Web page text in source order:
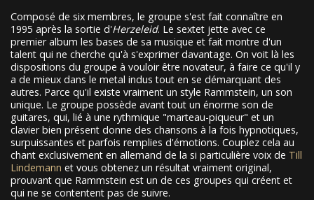
Composé de six membres, le groupe s'est fait connaître en
1995 après la sortie d'Herzeleid. Le sextet jette avec ce
premier album les bases de sa musique et fait montre d'un
talent qui ne cherche qu'à s'exprimer davantage. On voit là les
dispositions du groupe à vouloir être novateur, à faire ce qu'il y
a de mieux dans le metal indus tout en se démarquant des
autres. Parce qu'il existe vraiment un style Rammstein, un son
unique. Le groupe possède avant tout un énorme son de
guitares, qui, lié à une rythmique "marteau-piqueur" et un
clavier bien présent donne des chansons à la fois hypnotiques,
surpuissantes et parfois remplies d'émotions. Couplez cela au
chant exclusivement en allemand de la si particulière voix de Till
Lindemann et vous obtenez un résultat vraiment original,
prouvant que Rammstein est un de ces groupes qui créent et
qui ne se contentent pas de suivre.